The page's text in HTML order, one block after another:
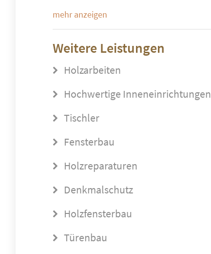
mehr anzeigen
Weitere Leistungen
Holzarbeiten
Hochwertige Inneneinrichtungen
Tischler
Fensterbau
Holzreparaturen
Denkmalschutz
Holzfensterbau
Türenbau